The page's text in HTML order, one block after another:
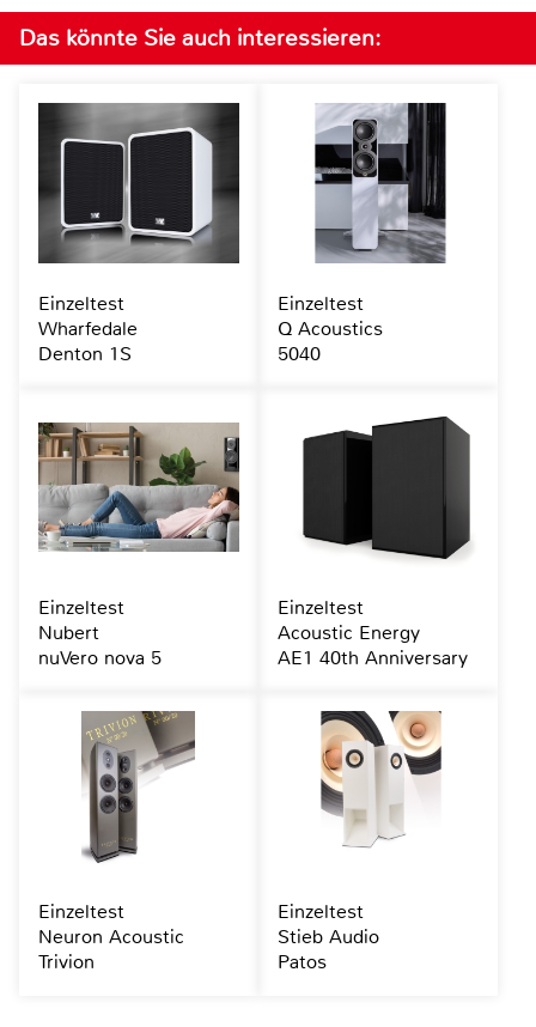
Das könnte Sie auch interessieren:
Einzeltest
Wharfedale
Denton 1S
Einzeltest
Q Acoustics
5040
Einzeltest
Nubert
nuVero nova 5
Einzeltest
Acoustic Energy
AE1 40th Anniversary
Einzeltest
Neuron Acoustic
Trivion
Einzeltest
Stieb Audio
Patos